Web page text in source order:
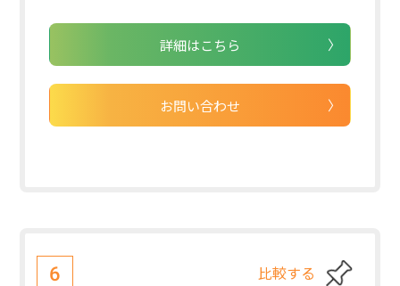
詳細はこちら
お問い合わせ
6 比較する